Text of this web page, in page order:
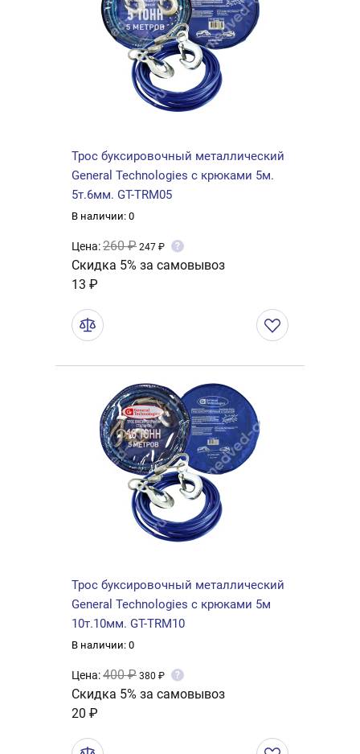
Трос буксировочный металлический
General Technologies с крюками 5м.
5т.6мм. GT-TRM05
В наличии: 0
Цена:260 ₽ 247 ₽ ?
Скидка 5% за самовывоз
13 ₽
Трос буксировочный металлический
General Technologies с крюками 5м
10т.10мм. GT-TRM10
В наличии: 0
Цена:400 ₽ 380 ₽ ?
Скидка 5% за самовывоз
20 ₽